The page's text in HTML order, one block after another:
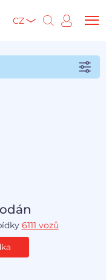
CZ
6111 vozů